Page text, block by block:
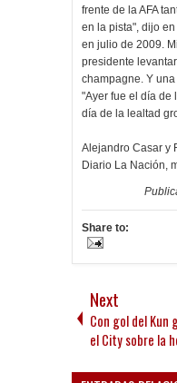
frente de la AFA
en la pista", dijo
en julio de 2009.
presidente
champagne. Y
"Ayer fue el día de
día de la lealtad
Alejandro Casar y
Diario La Nación,
Share to:
Next
Con gol del Kun
el City sobre la